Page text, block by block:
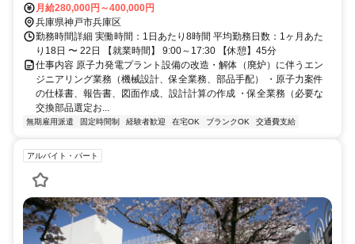
月給280,000円～400,000円
兵庫県神戸市兵庫区
勤務時間詳細 実働時間：1日あたり8時間 平均勤務日数：1ヶ月あた
り18日 〜 22日 【就業時間】 9:00～17:30 【休憩】45分
仕事内容 原子力発電プラント設備の改造・解体（廃炉）に伴うエン
ジニアリング業務（機械設計、保全業務、部品手配） ・原⼦⼒案件
の仕様書、報告書、図⾯作成、設計計算の作成 ・保全業務（必要な
交換部品選定お...
無期雇用派遣 固定時間制 経験者歓迎 在宅OK ブランクOK 交通費支給
アルバイト・パート